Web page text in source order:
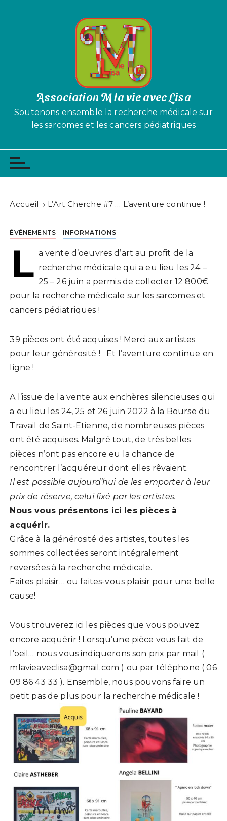
Association M la vie avec Lisa
Soutenons ensemble la recherche médicale sur
les sarcomes et les cancers pédiatriques
Accueil L’Art Cherche #7 … L’aventure continue !
ÉVÉNEMENTS INFORMATIONS
L a vente d’oeuvres d’art au profit de la
recherche médicale qui a eu lieu les 24 –
25 – 26 juin a permis de collecter 12 800€
pour la recherche médicale sur les sarcomes et
cancers pédiatriques !
39 pièces ont été acquises ! Merci aux artistes
pour leur générosité ! Et l’aventure continue en
ligne !
A l’issue de la vente aux enchères silencieuses qui
a eu lieu les 24, 25 et 26 juin 2022 à la Bourse du
Travail de Saint-Etienne, de nombreuses pièces
ont été acquises. Malgré tout, de très belles
pièces n’ont pas encore eu la chance de
rencontrer l’acquéreur dont elles rêvaient.
Il est possible aujourd’hui de les emporter à leur
prix de réserve, celui fixé par les artistes.
Nous vous présentons ici les pièces à
acquérir.
Grâce à la générosité des artistes, toutes les
sommes collectées seront intégralement
reversées à la recherche médicale.
Faites plaisir… ou faites-vous plaisir pour une belle
cause!
Vous trouverez ici les pièces que vous pouvez
encore acquérir ! Lorsqu’une pièce vous fait de
l’oeil… nous vous indiquerons son prix par mail (
mlavieaveclisa@gmail.com ) ou par téléphone ( 06
09 86 43 33 ). Ensemble, nous pouvons faire un
petit pas de plus pour la recherche médicale !